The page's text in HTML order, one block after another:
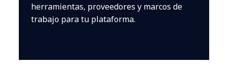
herramientas, proveedores y marcos de
trabajo para tu plataforma.